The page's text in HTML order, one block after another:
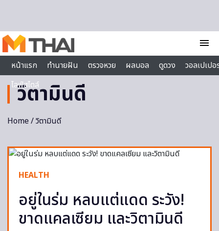
menu
หน้าแรก
ทำนายฝัน ตรวจหวย ผลบอล ดูดวง
วอลเปเป
ไลฟ์สไตล์
วิตามินดี
Home/ วิตามินดี
HEALTH
อยู่ในร่ม หลบแต่แดด ระวัง!
ขาดแคลเซียม และวิตามินดี